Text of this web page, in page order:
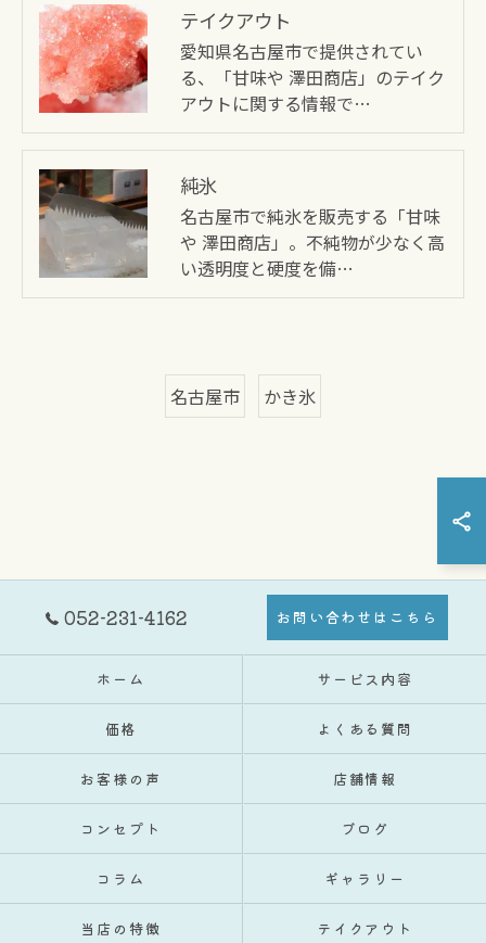
テイクアウト
愛知県名古屋市で提供されてい
る、「甘味や 澤田商店」のテイク
アウトに関する情報で…
純氷
名古屋市で純氷を販売する「甘味
や 澤田商店」。不純物が少なく高
い透明度と硬度を備…
名古屋市 かき氷
052-231-4162 お問い合わせはこちら
ホーム サービス内容
価格 よくある質問
お客様の声 店舗情報
コンセプト ブログ
コラム ギャラリー
当店の特徴 テイクアウト